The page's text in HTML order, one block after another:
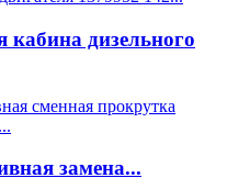
кабина дизельного
замена...